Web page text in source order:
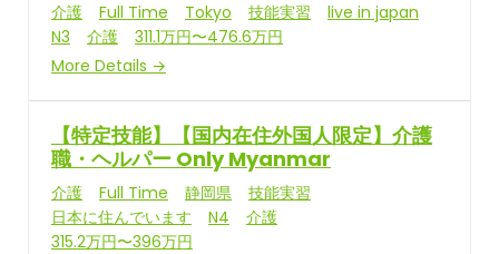
介護 Full Time Tokyo 技能実習
live in japan
N3
介護
311.1万円〜476.6万円
More Details
【特定技能】【国内在住外国人限定】介護
職・ヘルパー Only Myanmar
介護 Full Time 静岡県
技能実習
日本に住んでいます
N4
介護
315.2万円〜396万円